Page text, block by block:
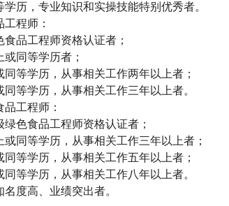
学历，专业知识和实操技能特别优秀者。
工程师 ：
食品工程师资格认证者；
同等学历者；
同等学历，从事相关工作两年以上者；
同等学历，从事相关工作三年以上者。
品工程师 ：
绿色食品工程师资格认证者；
或同等学历，从事相关工作三年以上者；
同等学历，从事相关工作五年以上者；
同等学历，从事相关工作八年以上者。
度高、业绩突出者。